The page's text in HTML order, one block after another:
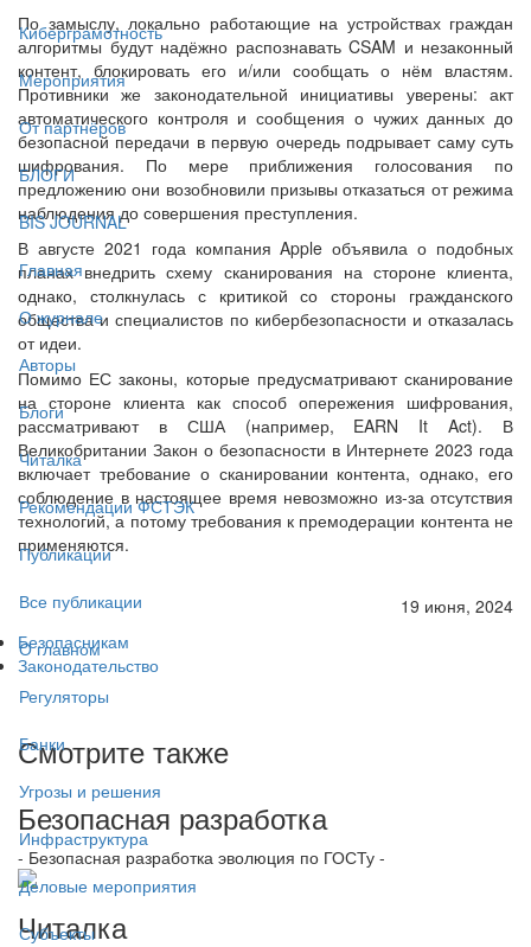
Киберграмотность
Мероприятия
От партнёров
БЛОГИ
BIS JOURNAL
Главная
О журнале
Авторы
Блоги
Читалка
Рекомендации ФСТЭК
Публикации
Все публикации
О главном
Регуляторы
Банки
Угрозы и решения
Инфраструктура
Деловые мероприятия
Субъекты
По замыслу, локально работающие на устройствах граждан
алгоритмы будут надёжно распознавать CSAM и незаконный
контент, блокировать его и/или сообщать о нём властям.
Противники же законодательной инициативы уверены: акт
автоматического контроля и сообщения о чужих данных до
безопасной передачи в первую очередь подрывает саму суть
шифрования. По мере приближения голосования по
предложению они возобновили призывы отказаться от режима
наблюдения до совершения преступления.
В августе 2021 года компания Apple объявила о подобных
планах внедрить схему сканирования на стороне клиента,
однако, столкнулась с критикой со стороны гражданского
общества и специалистов по кибербезопасности и отказалась
от идеи.
Помимо ЕС законы, которые предусматривают сканирование
на стороне клиента как способ опережения шифрования,
рассматривают в США (например, EARN It Act). В
Великобритании Закон о безопасности в Интернете 2023 года
включает требование о сканировании контента, однако, его
соблюдение в настоящее время невозможно из-за отсутствия
технологий, а потому требования к премодерации контента не
применяются.
19 июня, 2024
Безопасникам
Законодательство
Смотрите также
Безопасная разработка
- Безопасная разработка эволюция по ГОСТу -
Читалка